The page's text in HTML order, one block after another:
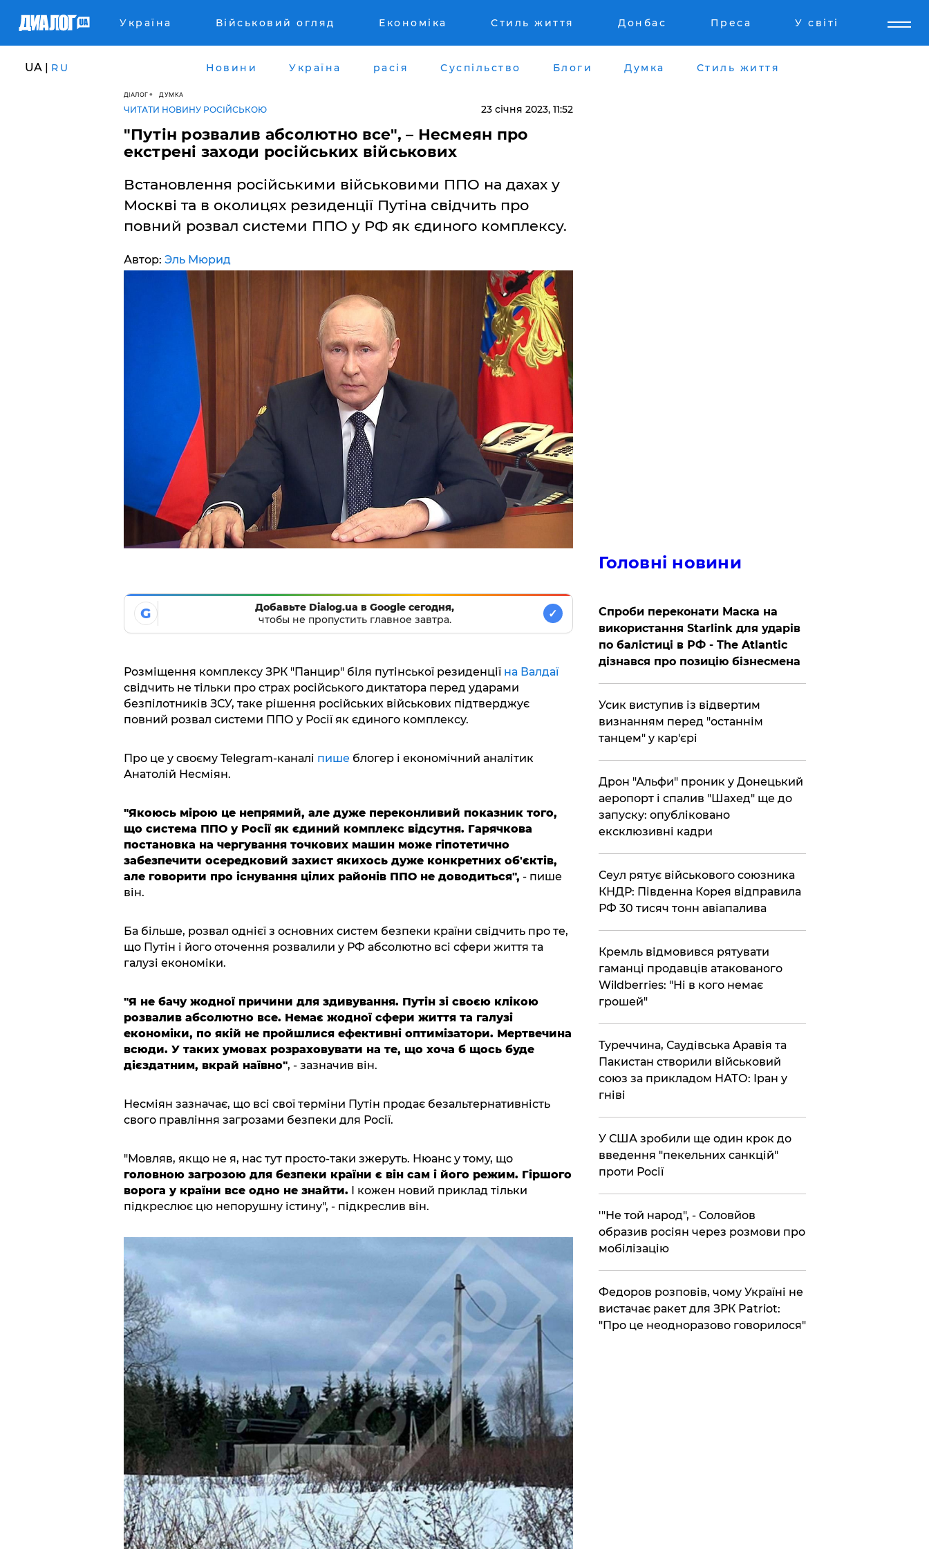
Україна Військовий огляд Економіка Стиль життя Донбас Преса У світі
UA | RU Новини Україна расія Суспільство Блоги Думка Стиль життя
ДІАЛОГ ДУМКА
ЧИТАТИ НОВИНУ РОСІЙСЬКОЮ 23 січня 2023, 11:52
"Путін розвалив абсолютно все", – Несмеян про
екстрені заходи російських військових
Встановлення російськими військовими ППО на дахах у
Москві та в околицях резиденції Путіна свідчить про
повний розвал системи ППО у РФ як єдиного комплексу.
Автор: Эль Мюрид
G
Добавьте Dialog.ua в Google сегодня,
чтобы не пропустить главное завтра.
✓
Розміщення комплексу ЗРК "Панцир" біля путінської резиденції на Валдаї
свідчить не тільки про страх російського диктатора перед ударами
безпілотників ЗСУ, таке рішення російських військових підтверджує
повний розвал системи ППО у Росії як єдиного комплексу.
Про це у своєму Telegram-каналі пишеблогер і економічний аналітик
Анатолій Несміян.
"Якоюсь мірою це непрямий, але дуже переконливий показник того,
що система ППО у Росії як єдиний комплекс відсутня. Гарячкова
постановка на чергування точкових машин може гіпотетично
забезпечити осередковий захист якихось дуже конкретних об'єктів,
але говорити про існування цілих районів ППО не доводиться", - пише
він.
Ба більше, розвал однієї з основних систем безпеки країни свідчить про те,
що Путін і його оточення розвалили у РФ абсолютно всі сфери життя та
галузі економіки.
"Я не бачу жодної причини для здивування. Путін зі своєю клікою
розвалив абсолютно все. Немає жодної сфери життя та галузі
економіки, по якій не пройшлися ефективні оптимізатори. Мертвечина
всюди. У таких умовах розраховувати на те, що хоча б щось буде
дієздатним, вкрай наївно", - зазначив він.
Несміян зазначає, що всі свої терміни Путін продає безальтернативність
свого правління загрозами безпеки для Росії.
"Мовляв, якщо не я, нас тут просто-таки зжеруть. Нюанс у тому, що
головною загрозою для безпеки країни є він сам і його режим. Гіршого
ворога у країни все одно не знайти. І кожен новий приклад тільки
підкреслює цю непорушну істину", - підкреслив він.
Головні новини
​Спроби переконати Маска на
використання Starlink для ударів
по балістиці в РФ - The Atlantic
дізнався про позицію бізнесмена
​Усик виступив із відвертим
визнанням перед "останнім
танцем" у кар'єрі
​Дрон "Альфи" проник у Донецький
аеропорт і спалив "Шахед" ще до
запуску: опубліковано
ексклюзивні кадри
​Сеул рятує військового союзника
КНДР: Південна Корея відправила
РФ 30 тисяч тонн авіапалива
​Кремль відмовився рятувати
гаманці продавців атакованого
Wildberries: "Ні в кого немає
грошей"
​Туреччина, Саудівська Аравія та
Пакистан створили військовий
союз за прикладом НАТО: Іран у
гніві
​У США зробили ще один крок до
введення "пекельних санкцій"
проти Росії
​'"Не той народ", - Соловйов
образив росіян через розмови про
мобілізацію
​Федоров розповів, чому Україні не
вистачає ракет для ЗРК Patriot:
"Про це неодноразово говорилося"